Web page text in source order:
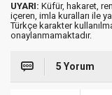
UYARI: Küfür, hakaret,
içeren, imla kuralları ile
Türkçe karakter
onaylanmamaktadır.
5 Yorum